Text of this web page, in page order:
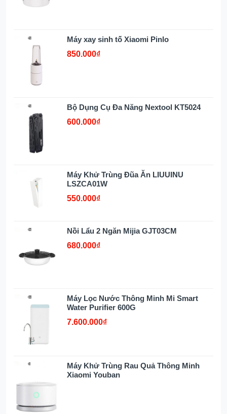
Máy xay sinh tố Xiaomi Pinlo
850.000₫
Bộ Dụng Cụ Đa Năng Nextool KT5024
600.000₫
Máy Khử Trùng Đũa Ăn LIUUINU
LSZCA01W
550.000₫
Nồi Lẩu 2 Ngăn Mijia GJT03CM
680.000₫
Máy Lọc Nước Thông Minh Mi Smart
Water Purifier 600G
7.600.000₫
Máy Khử Trùng Rau Quả Thông Minh
Xiaomi Youban